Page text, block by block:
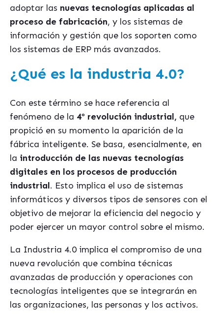
adoptar las nuevas tecnologías aplicadas al
proceso de fabricación, y los sistemas de
información y gestión que los soporten como
los sistemas de ERP más avanzados.
¿Qué es la industria 4.0?
Con este término se hace referencia al
fenómeno de la 4º revolución industrial, que
propició en su momento la aparición de la
fábrica inteligente. Se basa, esencialmente, en
la introducción de las nuevas tecnologías
digitales en los procesos de producción
industrial. Esto implica el uso de sistemas
informáticos y diversos tipos de sensores con el
objetivo de mejorar la eficiencia del negocio y
poder ejercer un mayor control sobre el mismo.
La Industria 4.0 implica el compromiso de una
nueva revolución que combina técnicas
avanzadas de producción y operaciones con
tecnologías inteligentes que se integrarán en
las organizaciones, las personas y los activos.